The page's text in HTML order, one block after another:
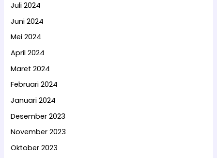
Juli 2024
Juni 2024
Mei 2024
April 2024
Maret 2024
Februari 2024
Januari 2024
Desember 2023
November 2023
Oktober 2023